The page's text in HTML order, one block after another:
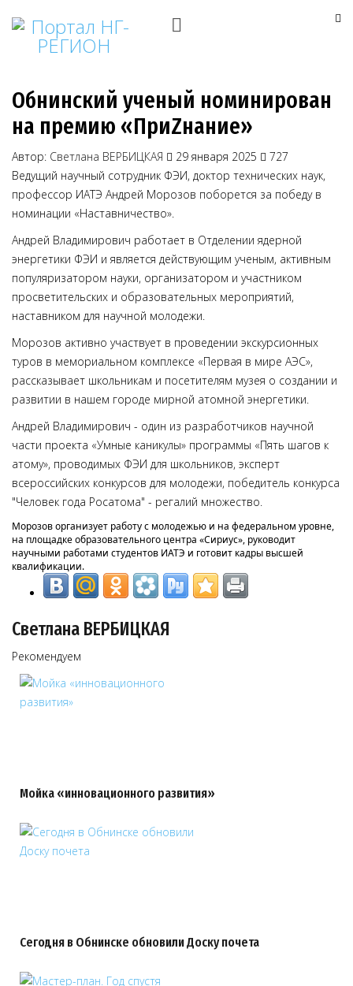
Обнинский ученый номинирован
на премию «ПриZнание»
Автор: Светлана ВЕРБИЦКАЯ 29 января 2025
727
Ведущий научный сотрудник ФЭИ, доктор технических наук,
профессор ИАТЭ Андрей Морозов поборется за победу в
номинации «Наставничество».
Андрей Владимирович работает в Отделении ядерной
энергетики ФЭИ и является действующим ученым, активным
популяризатором науки, организатором и участником
просветительских и образовательных мероприятий,
наставником для научной молодежи.
Морозов активно участвует в проведении экскурсионных
туров в мемориальном комплексе «Первая в мире АЭС»,
рассказывает школьникам и посетителям музея о создании и
развитии в нашем городе мирной атомной энергетики.
Андрей Владимирович - один из разработчиков научной
части проекта «Умные каникулы» программы «Пять шагов к
атому», проводимых ФЭИ для школьников, эксперт
всероссийских конкурсов для молодежи, победитель конкурса
"Человек года Росатома" - регалий множество.
Морозов организует работу с молодежью и на федеральном уровне,
на площадке образовательного центра «Сириус», руководит
научными работами студентов ИАТЭ и готовит кадры высшей
квалификации.
Светлана ВЕРБИЦКАЯ
Рекомендуем
Мойка «инновационного развития»
Сегодня в Обнинске обновили Доску почета